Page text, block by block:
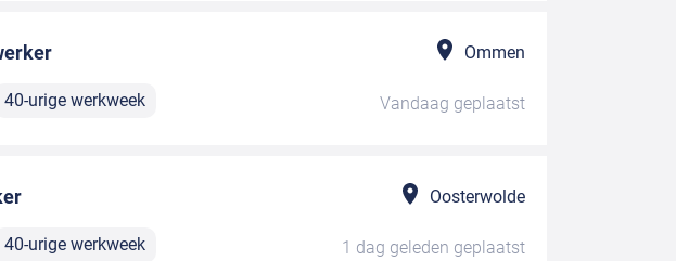
Ommen
40-urige werkweek Vandaag geplaatst
Oosterwolde
40-urige werkweek 1 dag geleden geplaatst